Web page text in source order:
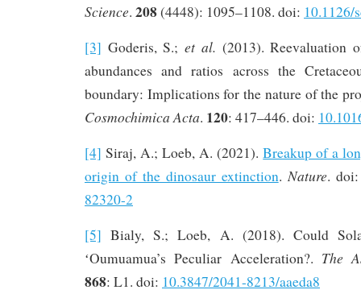
Science. 208(4448): 1095–1108. doi: 10.1126/
[3] Goderis, S.; et al. (2013). Reevaluation
abundances and ratios across the
boundary: Implications for the nature of the
Cosmochimica Acta. 120: 417–446. doi:
[4] Siraj, A.; Loeb, A. (2021).Breakup of a
origin of the dinosaur extinction. Nature.
82320-2
[5] Bialy, S.; Loeb, A. (2018). Could
ʻOumuamua’s Peculiar Acceleration?. The
868: L1. doi: 10.3847/2041-8213/aaeda8